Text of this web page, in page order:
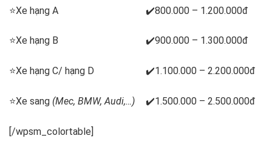
⭐Xe hạng A ✔️800.000 – 1.200.000đ
⭐Xe hạng B ✔️900.000 – 1.300.000đ
⭐Xe hạng C/ hạng D ✔️1.100.000 – 2.200.000đ
⭐Xe sang (Mec, BMW, Audi,…) ✔️1.500.000 – 2.500.000đ
[/wpsm_colortable]